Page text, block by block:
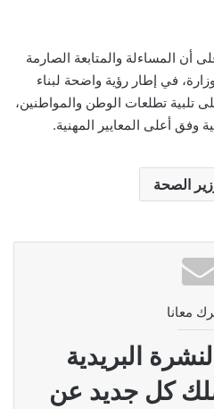
أن المساءلة والمتابعة الصارمة
في إطار رؤية واضحة لبناء
تطلعات الوطن والمواطنين،
أعلى المعايير المهنية.
الصحة
معانا
البريدية
كل جديد عن